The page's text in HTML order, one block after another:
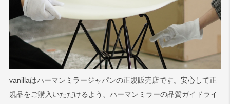
vanillaはハーマンミラージャパンの正規販売店です。安心して正
規品をご購入いただけるよう、ハーマンミラーの品質ガイドライ